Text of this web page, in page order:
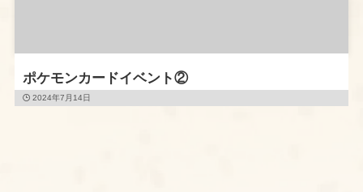
ポケモンカードイベント②
2024年7月14日